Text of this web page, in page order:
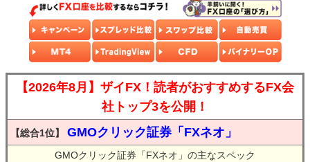
【2026年8月】ザイFX！読者がおすすめするFX会
社トップ3を公開！
【総合1位】 GMOクリック証券「FXネオ」
GMOクリック証券「FXネオ」の主なスペック